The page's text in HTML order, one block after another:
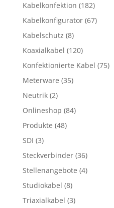
Kabelkonfektion (182)
Kabelkonfigurator(67)
Kabelschutz (8)
Koaxialkabel (120)
Konfektionierte Kabel (75)
Meterware (35)
Neutrik(2)
Onlineshop (84)
Produkte (48)
SDI (3)
Steckverbinder(36)
Stellenangebote (4)
Studiokabel (8)
Triaxialkabel (3)